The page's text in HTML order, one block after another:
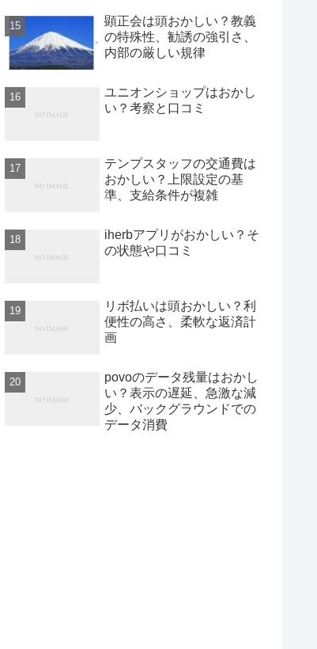
顕正会は頭おかしい？教義
の特殊性、勧誘の強引さ、
内部の厳しい規律
ユニオンショップはおかし
い？考察と口コミ
テンプスタッフの交通費は
おかしい？上限設定の基
準、支給条件が複雑
iherbアプリがおかしい？そ
の状態や口コミ
リボ払いは頭おかしい？利
便性の高さ、柔軟な返済計
画
povoのデータ残量はおかし
い？表示の遅延、急激な減
少、バックグラウンドでの
データ消費